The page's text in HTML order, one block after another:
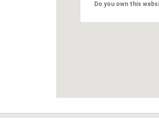
Do you own this